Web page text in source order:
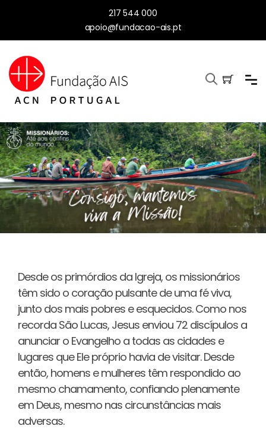
217 544 000
apoio@fundacao-ais.pt
Desde os primórdios da Igreja, os missionários
têm sido o coração pulsante de uma fé viva,
junto dos mais pobres e esquecidos. Como nos
recorda São Lucas, Jesus enviou 72 discípulos a
anunciar o Evangelho a todas as cidades e
lugares que Ele próprio havia de visitar. Desde
então, homens e mulheres têm respondido ao
mesmo chamamento, confiando plenamente
em Deus, mesmo nas circunstâncias mais
adversas.